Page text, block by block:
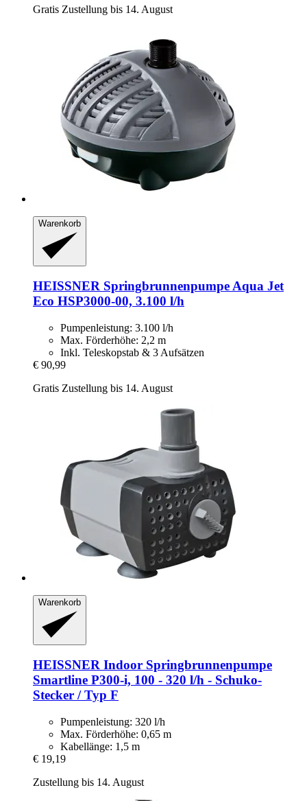
Gratis Zustellung bis 14. August
Warenkorb
HEISSNER Springbrunnenpumpe Aqua Jet
Eco HSP3000-​00, 3.100 l/h
Pumpenleistung: 3.100 l/h
Max. Förderhöhe: 2,2 m
Inkl. Teleskopstab & 3 Aufsätzen
€ 90,99
Gratis Zustellung bis 14. August
Warenkorb
HEISSNER Indoor Springbrunnenpumpe
Smartline P300-​i, 100 -​ 320 l/h -​ Schuko-​
Stecker / Typ F
Pumpenleistung: 320 l/h
Max. Förderhöhe: 0,65 m
Kabellänge: 1,5 m
€ 19,19
Zustellung bis 14. August